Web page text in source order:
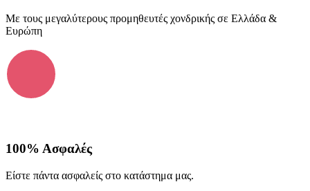
Με τους μεγαλύτερους προμηθευτές χονδρικής σε Ελλάδα &
Ευρώπη
100% Ασφαλές
Είστε πάντα ασφαλείς στο κατάστημα μας.